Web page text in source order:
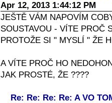
Apr 12, 2013 1:44:12 PM
JEŠTĚ VÁM NAPOVÍM
SOUSTAVOU - VÍTE PROČ
PROTOŽE SI " MYSLÍ " ŽE
A VÍTE PROČ HO
JAK PROSTÉ, ŽE ????
Re: Re: Re: Re: A VO